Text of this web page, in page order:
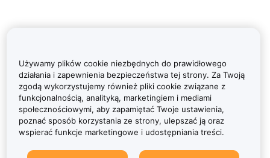
Używamy plików cookie niezbędnych do prawidłowego
działania i zapewnienia bezpieczeństwa tej strony. Za Twoją
zgodą wykorzystujemy również pliki cookie związane z
funkcjonalnością, analityką, marketingiem i mediami
społecznościowymi, aby zapamiętać Twoje ustawienia,
poznać sposób korzystania ze strony, ulepszać ją oraz
wspierać funkcje marketingowe i udostępniania treści.